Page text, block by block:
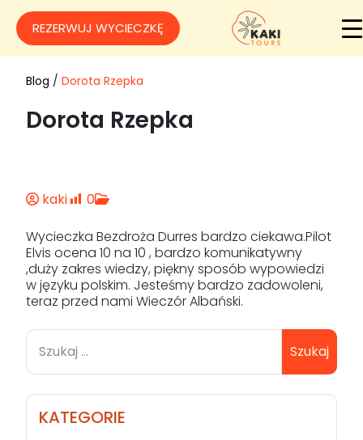
REZERWUJ WYCIECZKĘ
Blog / Dorota Rzepka
Dorota Rzepka
kaki
0
Wycieczka Bezdroża Durres bardzo ciekawa.Pilot
Elvis ocena 10 na 10 , bardzo komunikatywny
,duży zakres wiedzy, piękny sposób wypowiedzi
w języku polskim. Jesteśmy bardzo zadowoleni,
teraz przed nami Wieczór Albański.
Szukaj
KATEGORIE